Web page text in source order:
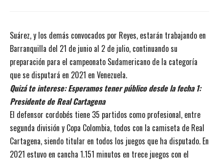
Suárez, y los demás convocados por Reyes, estarán trabajando en
Barranquilla del 21 de junio al 2 de julio, continuando su
preparación para el campeonato Sudamericano de la categoría
que se disputará en 2021 en Venezuela.
Quizá te interese:Esperamos tener público desde la fecha 1:
Presidente de Real Cartagena
El defensor cordobés tiene 35 partidos como profesional, entre
segunda división y Copa Colombia, todos con la camiseta de Real
Cartagena, siendo titular en todos los juegos que ha disputado. En
2021 estuvo en cancha 1.151 minutos en trece juegos con el